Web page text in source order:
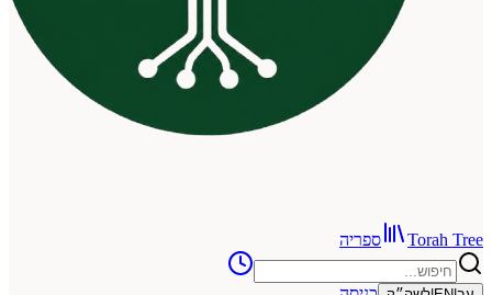
ספריה